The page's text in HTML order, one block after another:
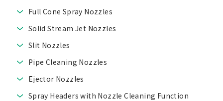
Full Cone Spray Nozzles
Solid Stream Jet Nozzles
Slit Nozzles
Pipe Cleaning Nozzles
Ejector Nozzles
Spray Headers with Nozzle Cleaning Function